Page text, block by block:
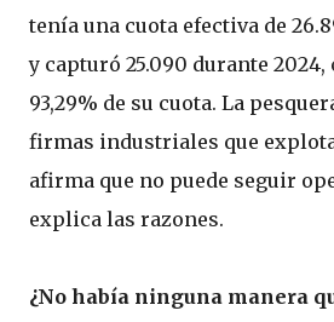
tenía una cuota efectiva de
y capturó 25.090 durante
93,29% de su cuota. La
firmas industriales que
afirma que no puede seguir
explica las razones.
¿No había ninguna manera